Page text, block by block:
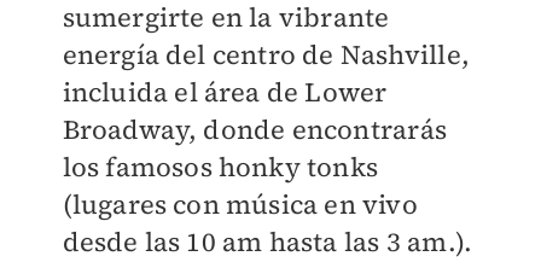
sumergirte en la vibrante
energía del centro de Nashville,
incluida el área de Lower
Broadway, donde encontrarás
los famosos honky tonks
(lugares con música en vivo
desde las 10 am hasta las 3 am.).